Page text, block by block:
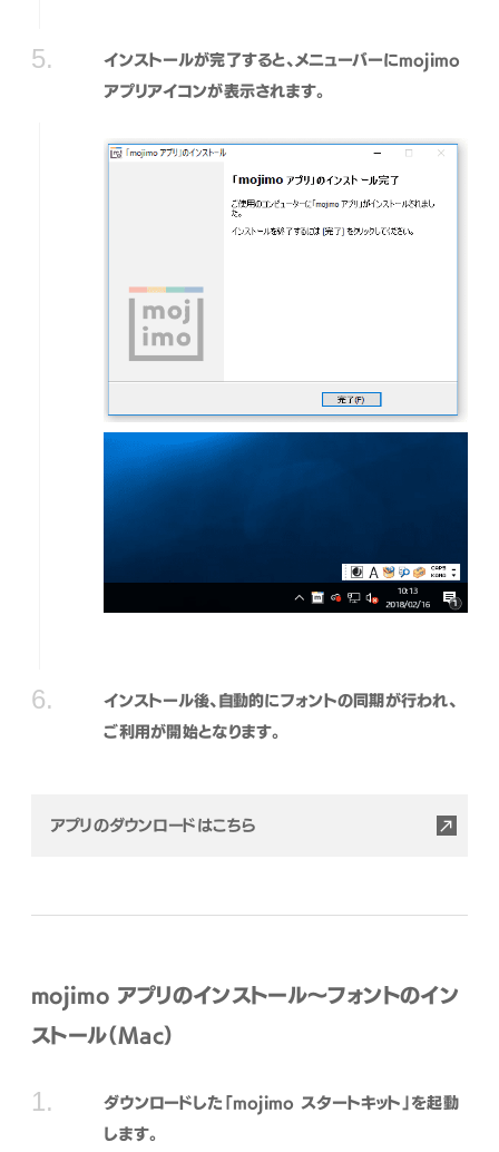
インストールが完了すると、メニューバーにmojimo
アプリアイコンが表示されます。
インストール後、自動的にフォントの同期が行われ、
ご利用が開始となります。
アプリのダウンロードはこちら
mojimo アプリのインストール〜フォントのイン
ストール（Mac）
ダウンロードした「mojimo スタートキット」を起動
します。